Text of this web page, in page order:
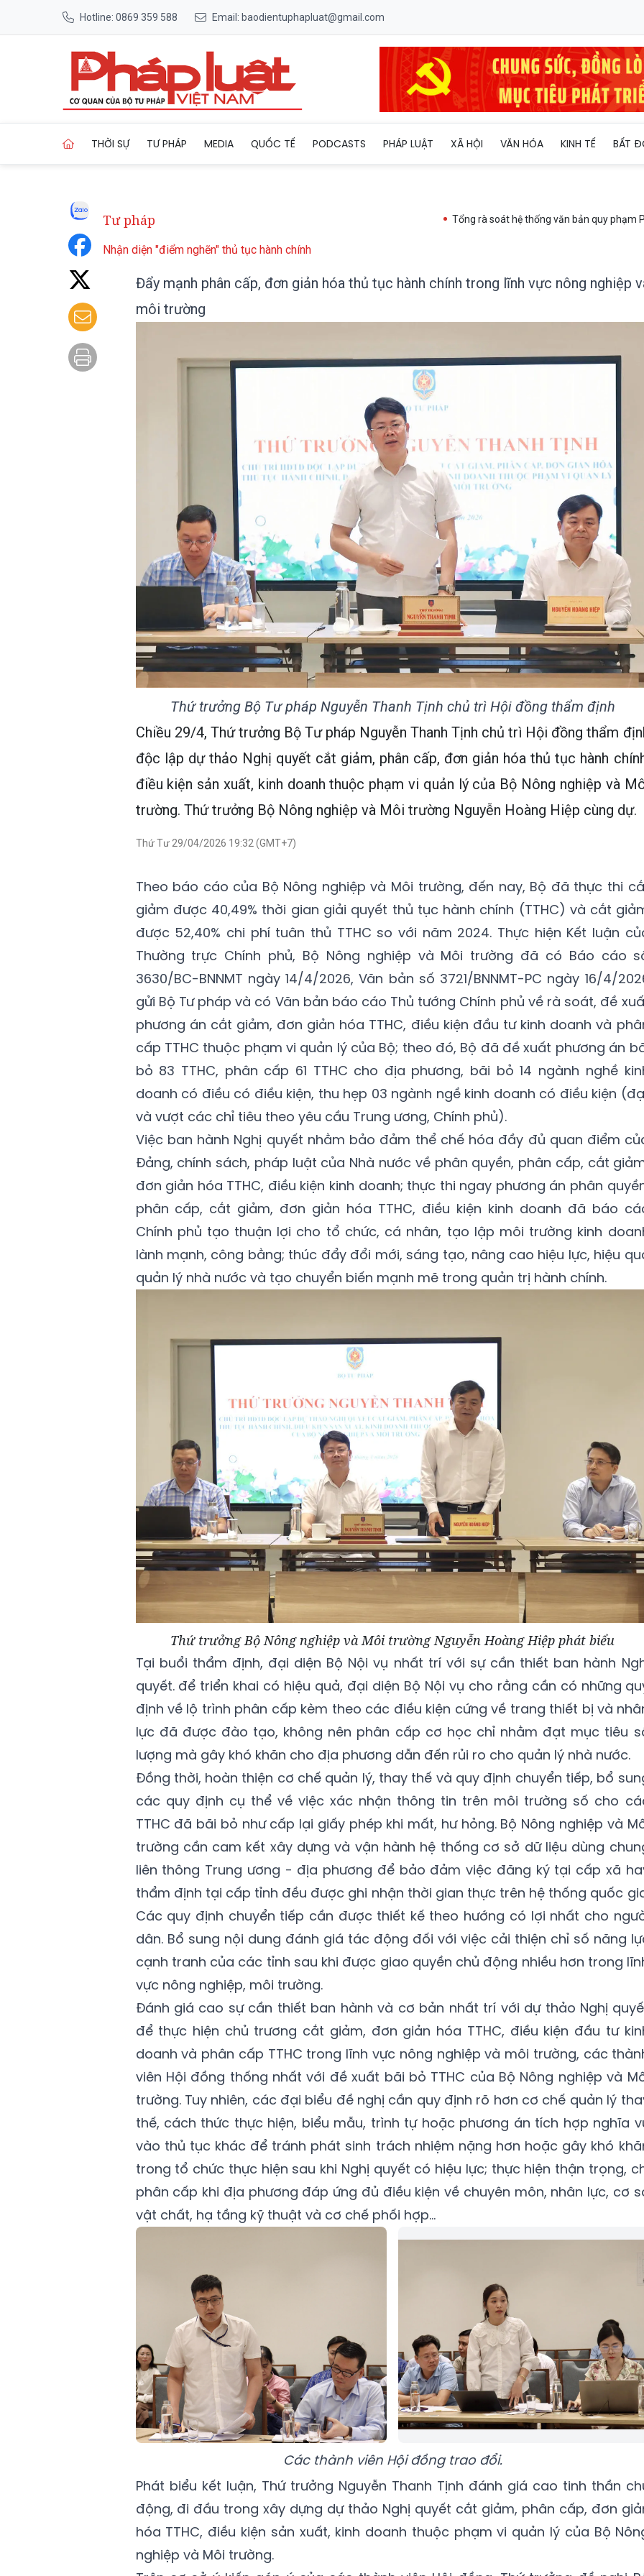
Hotline: 0869 359 588 Email: baodientuphapluat@gmail.com
THỜI SỰ TƯ PHÁP MEDIA QUỐC TẾ PODCASTS PHÁP LUẬT XÃ HỘI VĂN HÓA KINH TẾ BẤT
Tư pháp Tổng rà soát hệ thống văn bản quy phạm
Nhận diện "điểm nghẽn" thủ tục hành chính
Đẩy mạnh phân cấp, đơn giản hóa thủ tục hành chính trong lĩnh vực nông nghiệp
môi trường
Thứ trưởng Bộ Tư pháp Nguyễn Thanh Tịnh chủ trì Hội đồng thẩm định
Chiều 29/4, Thứ trưởng Bộ Tư pháp Nguyễn Thanh Tịnh chủ trì Hội đồng thẩm
độc lập dự thảo Nghị quyết cắt giảm, phân cấp, đơn giản hóa thủ tục hành
điều kiện sản xuất, kinh doanh thuộc phạm vi quản lý của Bộ Nông nghiệp và
trường. Thứ trưởng Bộ Nông nghiệp và Môi trường Nguyễn Hoàng Hiệp cùng dự.
Thứ Tư 29/04/2026 19:32 (GMT+7)
Theo báo cáo của Bộ Nông nghiệp và Môi trường, đến nay, Bộ đã thực thi
giảm được 40,49% thời gian giải quyết thủ tục hành chính (TTHC) và cắt
được 52,40% chi phí tuân thủ TTHC so với năm 2024. Thực hiện Kết luận
Thường trực Chính phủ, Bộ Nông nghiệp và Môi trường đã có Báo cáo
3630/BC-BNNMT ngày 14/4/2026, Văn bản số 3721/BNNMT-PC ngày 16/4/
gửi Bộ Tư pháp và có Văn bản báo cáo Thủ tướng Chính phủ về rà soát, đề
phương án cắt giảm, đơn giản hóa TTHC, điều kiện đầu tư kinh doanh và
cấp TTHC thuộc phạm vi quản lý của Bộ; theo đó, Bộ đã đề xuất phương án
bỏ 83 TTHC, phân cấp 61 TTHC cho địa phương, bãi bỏ 14 ngành nghề
doanh có điều có điều kiện, thu hẹp 03 ngành ngề kinh doanh có điều kiện
và vượt các chỉ tiêu theo yêu cầu Trung ương, Chính phủ).
Việc ban hành Nghị quyết nhằm bảo đảm thể chế hóa đầy đủ quan điểm
Đảng, chính sách, pháp luật của Nhà nước về phân quyền, phân cấp, cắt
đơn giản hóa TTHC, điều kiện kinh doanh; thực thi ngay phương án phân
phân cấp, cắt giảm, đơn giản hóa TTHC, điều kiện kinh doanh đã báo
Chính phủ tạo thuận lợi cho tổ chức, cá nhân, tạo lập môi trường kinh
lành mạnh, công bằng; thúc đẩy đổi mới, sáng tạo, nâng cao hiệu lực, hiệu
quản lý nhà nước và tạo chuyển biến mạnh mẽ trong quản trị hành chính.
Thứ trưởng Bộ Nông nghiệp và Môi trường Nguyễn Hoàng Hiệp phát biểu
Tại buổi thẩm định, đại diện Bộ Nội vụ nhất trí với sự cần thiết ban hành
quyết. để triển khai có hiệu quả, đại diện Bộ Nội vụ cho rằng cần có những
định về lộ trình phân cấp kèm theo các điều kiện cứng về trang thiết bị và
lực đã được đào tạo, không nên phân cấp cơ học chỉ nhằm đạt mục tiêu
lượng mà gây khó khăn cho địa phương dẫn đến rủi ro cho quản lý nhà nước.
Đồng thời, hoàn thiện cơ chế quản lý, thay thế và quy định chuyển tiếp, bổ
các quy định cụ thể về việc xác nhận thông tin trên môi trường số cho
TTHC đã bãi bỏ như cấp lại giấy phép khi mất, hư hỏng. Bộ Nông nghiệp và
trường cần cam kết xây dựng và vận hành hệ thống cơ sở dữ liệu dùng
liên thông Trung ương - địa phương để bảo đảm việc đăng ký tại cấp xã
thẩm định tại cấp tỉnh đều được ghi nhận thời gian thực trên hệ thống quốc
Các quy định chuyển tiếp cần được thiết kế theo hướng có lợi nhất cho
dân. Bổ sung nội dung đánh giá tác động đối với việc cải thiện chỉ số năng
cạnh tranh của các tỉnh sau khi được giao quyền chủ động nhiều hơn trong
vực nông nghiệp, môi trường.
Đánh giá cao sự cần thiết ban hành và cơ bản nhất trí với dự thảo Nghị
để thực hiện chủ trương cắt giảm, đơn giản hóa TTHC, điều kiện đầu tư
doanh và phân cấp TTHC trong lĩnh vực nông nghiệp và môi trường, các
viên Hội đồng thống nhất với đề xuất bãi bỏ TTHC của Bộ Nông nghiệp và
trường. Tuy nhiên, các đại biểu đề nghị cần quy định rõ hơn cơ chế quản lý
thế, cách thức thực hiện, biểu mẫu, trình tự hoặc phương án tích hợp nghĩa
vào thủ tục khác để tránh phát sinh trách nhiệm nặng hơn hoặc gây khó
trong tổ chức thực hiện sau khi Nghị quyết có hiệu lực; thực hiện thận trọng,
phân cấp khi địa phương đáp ứng đủ điều kiện về chuyên môn, nhân lực, cơ
vật chất, hạ tầng kỹ thuật và cơ chế phối hợp…
Các thành viên Hội đồng trao đổi.
Phát biểu kết luận, Thứ trưởng Nguyễn Thanh Tịnh đánh giá cao tinh thần
động, đi đầu trong xây dựng dự thảo Nghị quyết cắt giảm, phân cấp, đơn
hóa TTHC, điều kiện sản xuất, kinh doanh thuộc phạm vi quản lý của Bộ
nghiệp và Môi trường.